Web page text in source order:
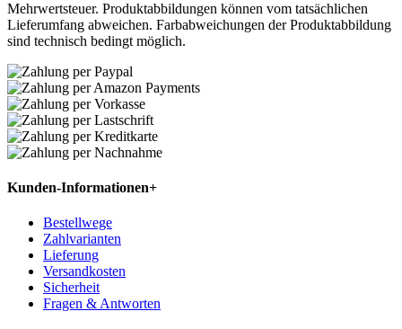
Mehrwertsteuer. Produktabbildungen können vom tatsächlichen
Lieferumfang abweichen. Farbabweichungen der Produktabbildung
sind technisch bedingt möglich.
Kunden-Informationen+
Bestellwege
Zahlvarianten
Lieferung
Versandkosten
Sicherheit
Fragen & Antworten